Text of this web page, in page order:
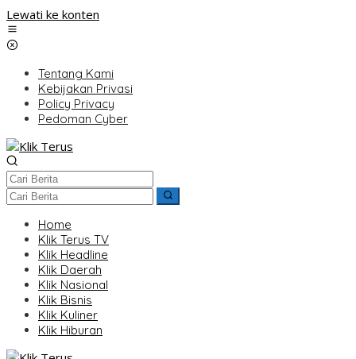
Lewati ke konten
Tentang Kami
Kebijakan Privasi
Policy Privacy
Pedoman Cyber
Home
Klik Terus TV
Klik Headline
Klik Daerah
Klik Nasional
Klik Bisnis
Klik Kuliner
Klik Hiburan